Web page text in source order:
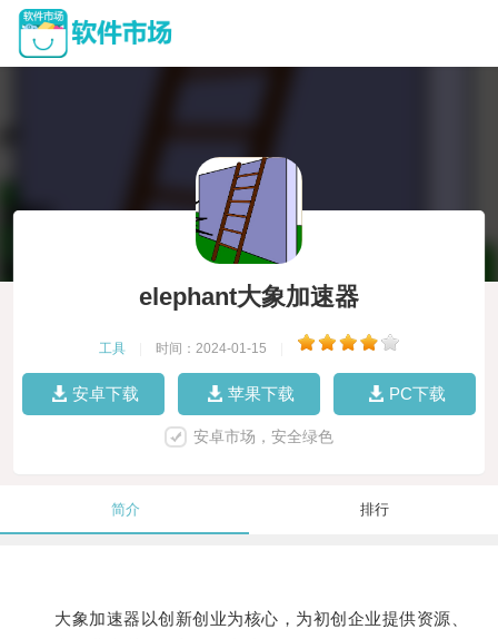
elephant大象加速器
工具 时间：2024-01-15
安卓下载 苹果下载 PC下载
安卓市场，安全绿色
简介 排行
大象加速器以创新创业为核心，为初创企业提供资源、